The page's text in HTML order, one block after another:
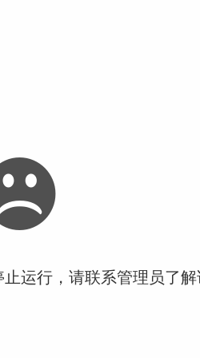
运行，请联系管理员了